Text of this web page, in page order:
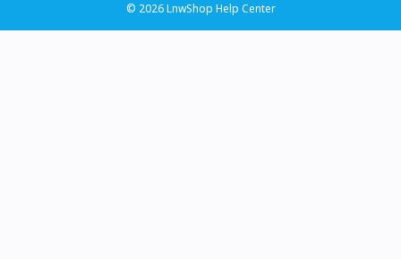
© 2026 LnwShop Help Center